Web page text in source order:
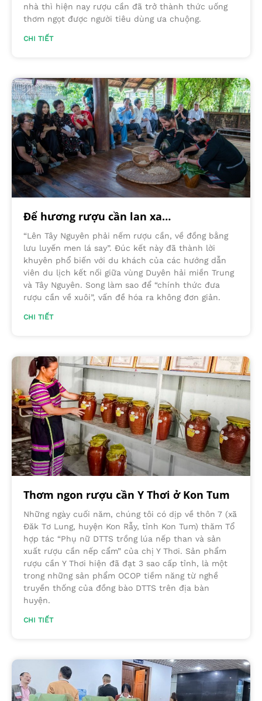
nhà thì hiện nay rượu cần đã trở thành thức uống
thơm ngọt được người tiêu dùng ưa chuộng.
CHI TIẾT
Để hương rượu cần lan xa…
“Lên Tây Nguyên phải nếm rượu cần, về đồng bằng
lưu luyến men lá say”. Đúc kết này đã thành lời
khuyên phổ biến với du khách của các hướng dẫn
viên du lịch kết nối giữa vùng Duyên hải miền Trung
và Tây Nguyên. Song làm sao để “chính thức đưa
rượu cần về xuôi”, vấn đề hóa ra không đơn giản.
CHI TIẾT
Thơm ngon rượu cần Y Thơi ở Kon Tum
Những ngày cuối năm, chúng tôi có dịp về thôn 7 (xã
Đăk Tơ Lung, huyện Kon Rẫy, tỉnh Kon Tum) thăm Tổ
hợp tác “Phụ nữ DTTS trồng lúa nếp than và sản
xuất rượu cần nếp cẩm” của chị Y Thơi. Sản phẩm
rượu cần Y Thơi hiện đã đạt 3 sao cấp tỉnh, là một
trong những sản phẩm OCOP tiềm năng từ nghề
truyền thống của đồng bào DTTS trên địa bàn
huyện.
CHI TIẾT